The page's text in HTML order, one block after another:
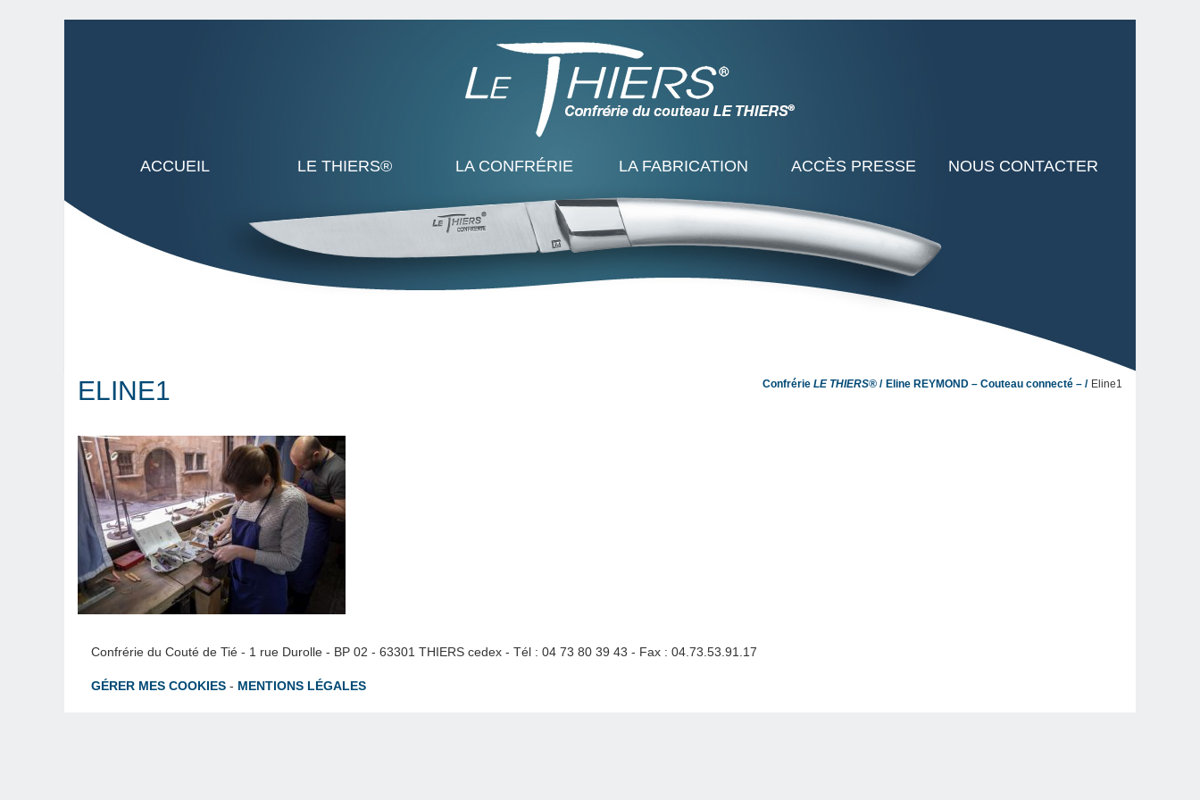
ACCUEIL LE THIERS® LA CONFRÉRIE LA FABRICATION ACCÈS PRESSE NOUS CONTACTER
ELINE1 Confrérie LE THIERS® Eline REYMOND – Couteau connecté – Eline1
Confrérie du Couté de Tié - 1 rue Durolle - BP 02 - 63301 THIERS cedex - Tél : 04 73 80 39 43 - Fax : 04.73.53.91.17
GÉRER MES COOKIES - MENTIONS LÉGALES